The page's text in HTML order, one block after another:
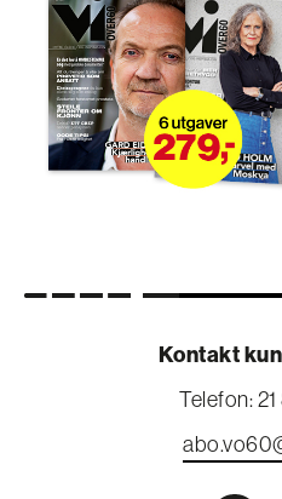
Kontakt
Telefon: